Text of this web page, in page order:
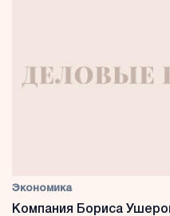
Экономика
Компания Бориса